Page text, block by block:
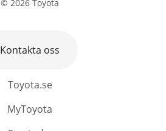
© 2026 Toyota
Toyota.se
MyToyota
Kontakta oss